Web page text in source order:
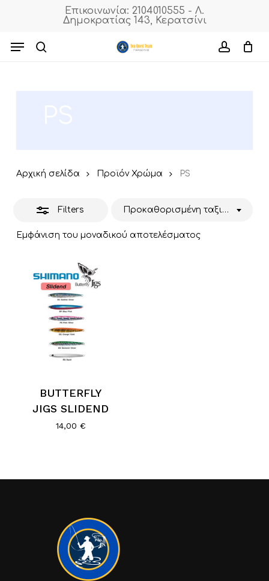
content
Επικοινωνία: 2104010555 - Λ.
Δημοκρατίας 143, Κερατσίνι
Menu
Cart
Αρχική σελίδα Προϊόν Χρώμα PS
Filters
Εμφάνιση του μοναδικού αποτελέσματος
Προκαθορισμένη ταξινόμηση
Filters
BUTTERFLY
JIGS SLIDEND
14,00 €